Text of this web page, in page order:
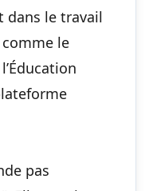
dans le travail
le
pas